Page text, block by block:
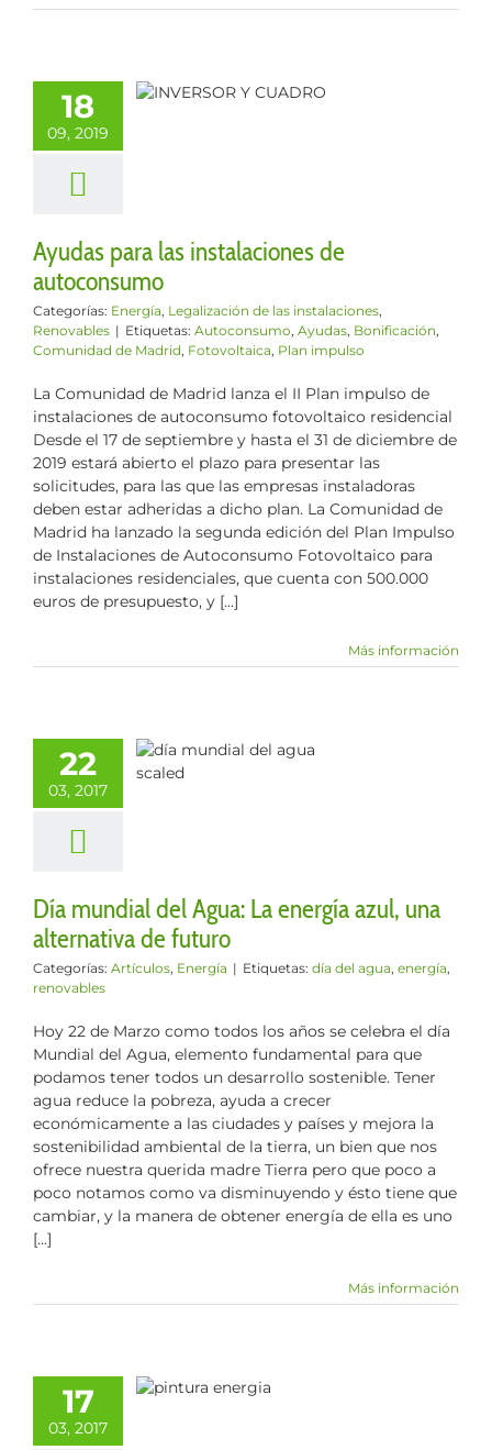
18
09, 2019
de
Legalización de
Ayudas para las instalaciones de
autoconsumo
Categorías: Energía, Legalización de las instalaciones,
Renovables | Etiquetas: Autoconsumo, Ayudas, Bonificación,
Comunidad de Madrid, Fotovoltaica, Plan impulso
La Comunidad de Madrid lanza el II Plan impulso de
instalaciones de autoconsumo fotovoltaico residencial
Desde el 17 de septiembre y hasta el 31 de diciembre de
2019 estará abierto el plazo para presentar las
solicitudes, para las que las empresas instaladoras
deben estar adheridas a dicho plan. La Comunidad de
Madrid ha lanzado la segunda edición del Plan Impulso
de Instalaciones de Autoconsumo Fotovoltaico para
instalaciones residenciales, que cuenta con 500.000
euros de presupuesto, y [...]
Más información
22
03, 2017
La energía
alternativa
Energía
Día mundial del Agua: La energía azul, una
alternativa de futuro
Categorías: Artículos, Energía | Etiquetas: día del agua, energía,
renovables
Hoy 22 de Marzo como todos los años se celebra el día
Mundial del Agua, elemento fundamental para que
podamos tener todos un desarrollo sostenible. Tener
agua reduce la pobreza, ayuda a crecer
económicamente a las ciudades y países y mejora la
sostenibilidad ambiental de la tierra, un bien que nos
ofrece nuestra querida madre Tierra pero que poco a
poco notamos como va disminuyendo y ésto tiene que
cambiar, y la manera de obtener energía de ella es uno
[...]
Más información
17
03, 2017
un 50% de